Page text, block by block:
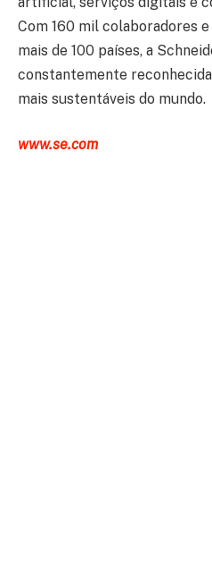
Com 160 mil colaboradores
mais de 100 países, a
constantemente
mais sustentáveis do mundo.
www.se.com